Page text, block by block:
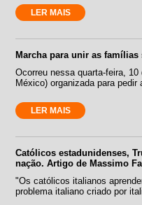
LER MAIS
Marcha para unir as famílias
Ocorreu nessa quarta-feira,
México) organizada para
LER MAIS
Católicos estadunidenses,
nação. Artigo de Massimo
"Os católicos italianos
problema italiano criado por